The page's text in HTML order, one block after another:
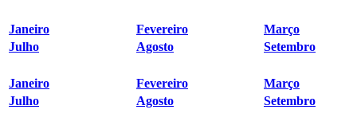
Janeiro Fevereiro
Março
Julho
Agosto Setembro
Janeiro Fevereiro
Março
Julho
Agosto Setembro